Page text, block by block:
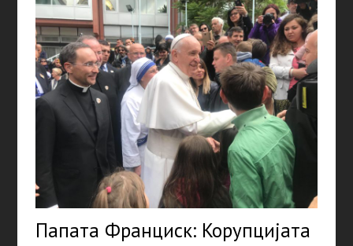
Папата Франциск: Корупцијата